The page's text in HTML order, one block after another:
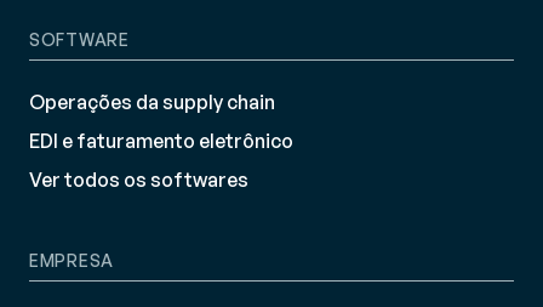
SOFTWARE
Operações da supply chain
EDI e faturamento eletrônico
Ver todos os softwares
EMPRESA